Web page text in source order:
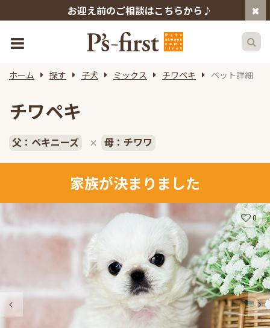
お迎え前のご相談はこちらから♪
ホーム 探す 子犬 ミックス チワペキ ペット詳細
チワペキ
父：ペキニーズ × 母：チワワ
家族が決まりました
0